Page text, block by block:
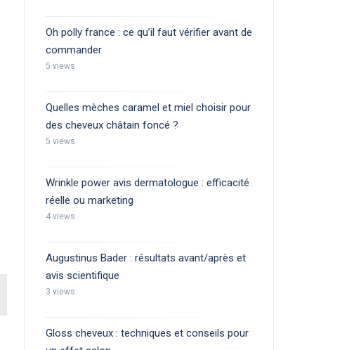
Oh polly france : ce qu’il faut vérifier avant de
commander
5 views
Quelles mèches caramel et miel choisir pour
des cheveux châtain foncé ?
5 views
Wrinkle power avis dermatologue : efficacité
réelle ou marketing
4 views
Augustinus Bader : résultats avant/après et
avis scientifique
3 views
Gloss cheveux : techniques et conseils pour